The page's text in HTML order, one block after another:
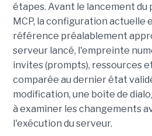
étapes. Avant le lancement du
MCP, la configuration actuelle
référence préalablement
serveur lancé, l'empreinte
invites (prompts), ressources
comparée au dernier état
modification, une boîte de
à examiner les changements
l'exécution du serveur.